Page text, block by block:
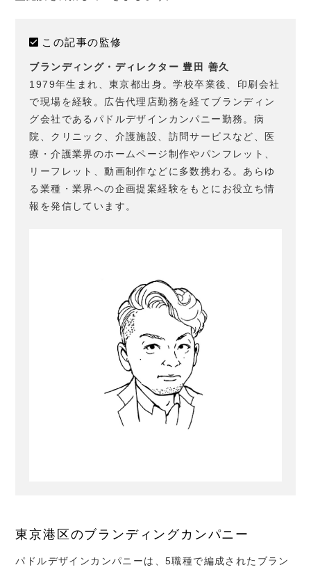
この記事の監修
ブランディング・ディレクター 豊田 善久
1979年生まれ、東京都出身。学校卒業後、印刷会社
で現場を経験。広告代理店勤務を経てブランディン
グ会社であるパドルデザインカンパニー勤務。病
院、クリニック、介護施設、訪問サービスなど、医
療・介護業界のホームページ制作やパンフレット、
リーフレット、動画制作などに多数携わる。あらゆ
る業種・業界への企画提案経験をもとにお役立ち情
報を発信しています。
東京港区のブランディングカンパニー
パドルデザインカンパニーは、5職種で編成されたブラン